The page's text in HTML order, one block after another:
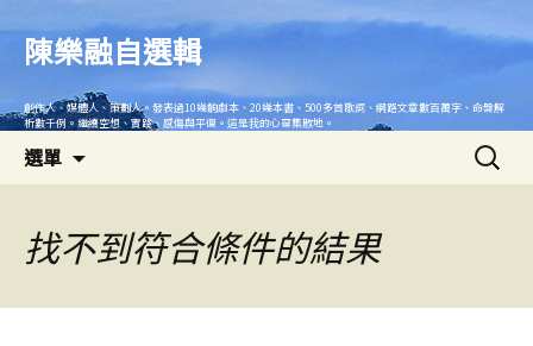
內
陳樂融自選輯
創作人、媒體人、策劃人。發表過10幾齣劇本、20幾本書、500多首歌詞、網路文章數百萬字、命盤解
析數千例。繼續空想、實踐、感傷與平復。這是我的心靈集散地。
選單
搜
尋
找不到符合條件的結果